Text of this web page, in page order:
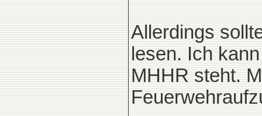
Allerdings
lesen. Ich
MHHR steht.